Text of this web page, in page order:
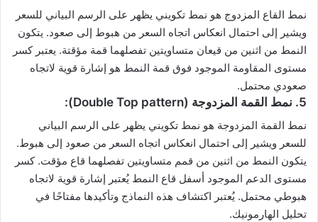
نمط القاع المزدوج هو نمط تكويني يظهر على الرسم البياني للسعر
ويشير إلى احتمال انعكاس اتجاه السعر من هبوط إلى صعود. يتكون
النمط من اثنين من قيعان متساويتين تفصلهما قمة مؤقتة. يعتبر كسر
مستوى المقاومة الموجود فوق قمة النمط هو إشارة قوية لاتجاه
صعودي محتمل.
5. نمط القمة المزدوجة (Double Top pattern):
نمط القمة المزدوجة هو نمط تكويني يظهر على الرسم البياني
للسعر ويشير إلى احتمال انعكاس اتجاه السعر من صعود إلى هبوط.
يتكون النمط من اثنين من قمم متساويتين تفصلهما قاع مؤقت. كسر
مستوى الدعم الموجود أسفل قاع النمط يُعتبر إشارة قوية لاتجاه
هبوطي محتمل. يُعتبر اكتشاف هذه النماذج وتأكيدها مفتاحًا في
تحليل الهارمونيك.